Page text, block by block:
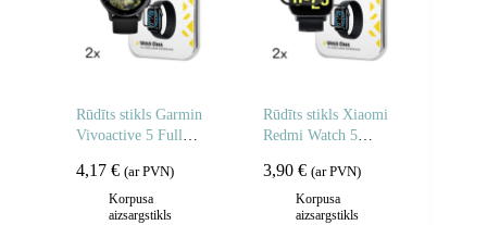
Rūdīts stikls Garmin
Vivoactive 5 Full
gab.
4,17 € (ar PVN)
Korpusa
aizsargstikls
Rūdīts stikls Xiaomi
Redmi Watch 5
gab.
3,90€ (ar PVN)
Korpusa
aizsargstikls